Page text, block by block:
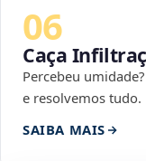
06
Caça
Percebeu
e resolvemos tudo.
SAIBA MAIS